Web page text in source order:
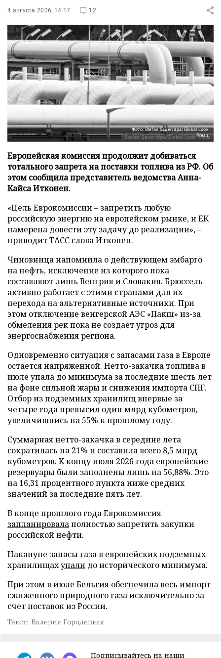
4 августа 2026, 14:17 12
Фото: Stefan Sauer/dpa/Global Look
Press
Европейская комиссия продолжит добиваться
тотального запрета на поставки топлива из РФ. Об
этом сообщила представитель ведомства Анна-
Кайса Итконен.
«Цель Еврокомиссии – запретить любую
российскую энергию на европейском рынке, и ЕК
намерена довести эту задачу до реализации», –
приводитТАСС слова Итконен.
Чиновница напомнила о действующем эмбарго
на нефть, исключение из которого пока
составляют лишь Венгрия и Словакия. Брюссель
активно работает с этими странами для их
перехода на альтернативные источники. При
этом отключение венгерской АЭС «Пакш» из-за
обмеления рек пока не создает угроз для
энергоснабжения региона.
Одновременно ситуация с запасами газа в Европе
остается напряженной. Нетто-закачка топлива в
июле упала до минимума за последние шесть лет
на фоне сильной жары и снижения импорта СПГ.
Отбор из подземных хранилищ впервые за
четыре года превысил один млрд кубометров,
увеличившись на 55% к прошлому году.
Суммарная нетто-закачка в середине лета
сократилась на 21% и составила всего 8,5 млрд
кубометров. К концу июля 2026 года европейские
резервуары были заполнены лишь на 56,88%. Это
на 16,31 процентного пункта ниже средних
значений за последние пять лет.
В конце прошлого года Еврокомиссия
запланировалаполностью запретить закупки
российской нефти.
Накануне запасы газа в европейских подземных
хранилищахупали до исторического минимума.
При этом в июле Бельгия обеспечилавесь импорт
сжиженного природного газа исключительно за
счет поставок из России.
Текст: Валерия Городецкая
Подписывайтесь на наши